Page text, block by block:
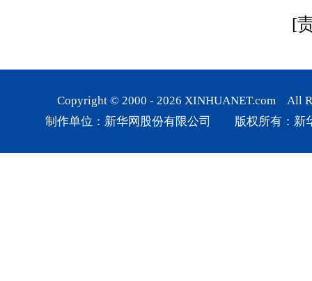
[
Copyright © 2000 - 2026 XINHUANET.com All
制作单位：新华网股份有限公司 版权所有：新